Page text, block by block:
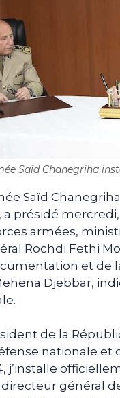
Saïd Chanegriha
Saïd
a présidé
armées,
Rochdi Fethi
et de
Djebbar,
de la
nationale
j’installe
directeur général